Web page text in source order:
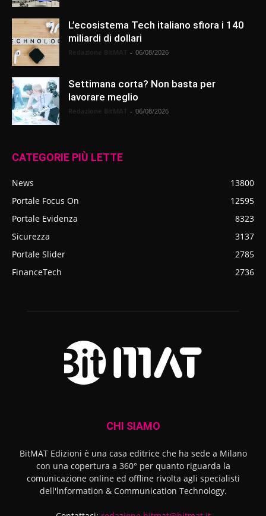
L’ecosistema Tech italiano sfiora i 140
miliardi di dollari
- 06/08/2026
Settimana corta? Non basta per
lavorare meglio
- 06/08/2026
CATEGORIE PIÙ LETTE
News
13800
Portale Focus On
12595
Portale Evidenza
8323
Sicurezza
3137
Portale Slider
2785
FinanceTech
2736
CHI SIAMO
BitMAT Edizioni è una casa editrice che ha sede a Milano
con una copertura a 360° per quanto riguarda la
comunicazione online ed offline rivolta agli specialisti
dell'lnformation & Communication Technology.